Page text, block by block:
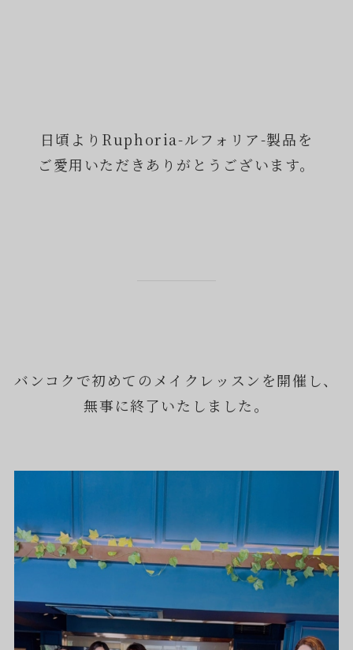
日頃よりRuphoria-ルフォリア-製品を
ご愛用いただきありがとうございます。
バンコクで初めてのメイクレッスンを開催し、
無事に終了いたしました。